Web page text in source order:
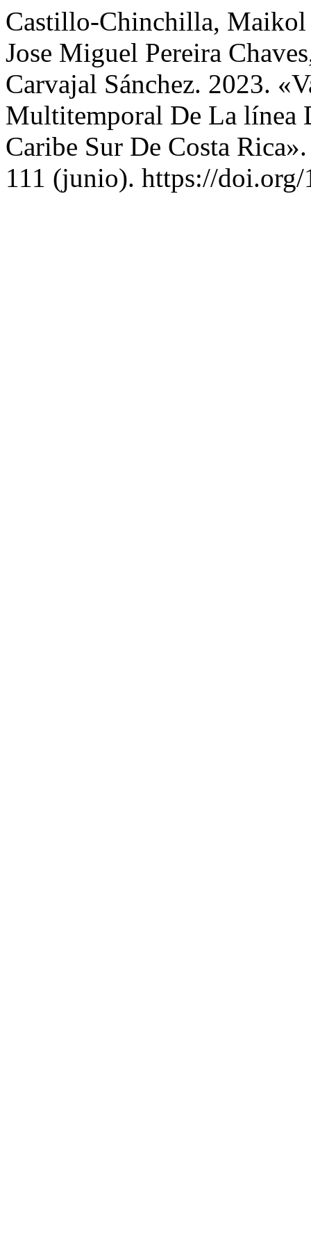
Castillo-Chinchilla, Maikol
Jose Miguel Pereira
Carvajal Sánchez. 2023.
Multitemporal De La línea
Caribe Sur De Costa
111 (junio). https://